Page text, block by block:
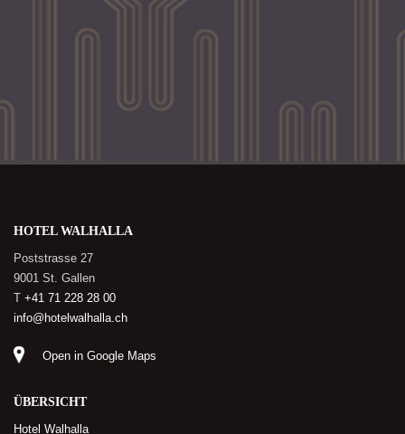
HOTEL WALHALLA
Poststrasse 27
9001 St. Gallen
T +41 71 228 28 00
info@hotelwalhalla.ch
Open in Google Maps
ÜBERSICHT
Hotel Walhalla